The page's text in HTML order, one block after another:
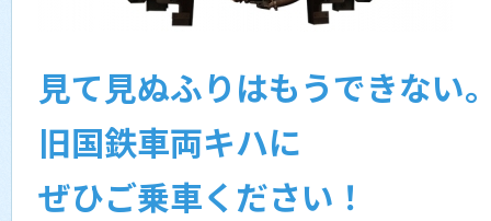
見て見ぬふりはもうできない
旧国鉄車両キハに
ぜひご乗車ください！